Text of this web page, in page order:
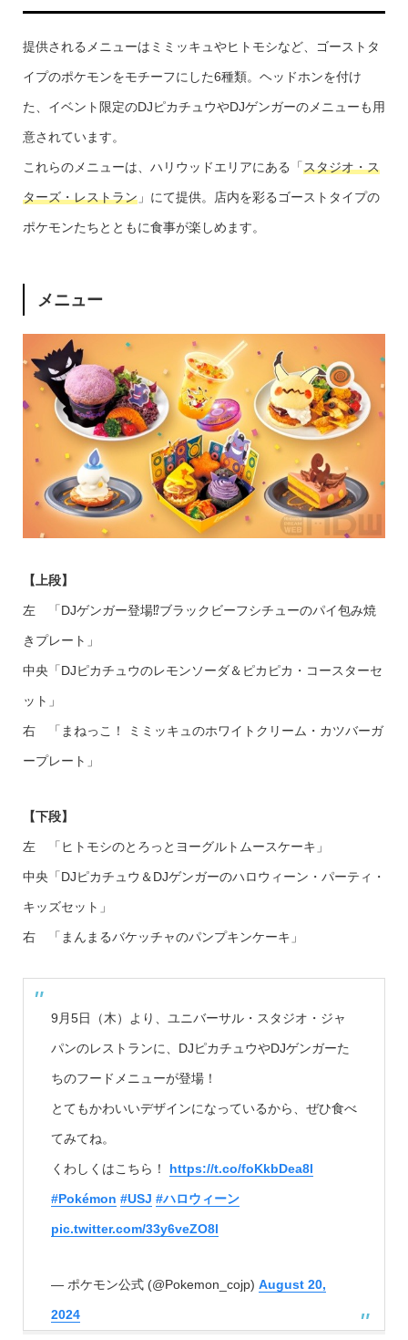
提供されるメニューはミミッキュやヒトモシなど、ゴーストタ
イプのポケモンをモチーフにした6種類。ヘッドホンを付け
た、イベント限定のDJピカチュウやDJゲンガーのメニューも用
意されています。
これらのメニューは、ハリウッドエリアにある「スタジオ・ス
ターズ・レストラン」にて提供。店内を彩るゴーストタイプの
ポケモンたちとともに食事が楽しめます。
メニュー
【上段】
左 「DJゲンガー登場⁉ブラックビーフシチューのパイ包み焼
きプレート​」
中央「DJピカチュウのレモンソーダ​＆ピカピカ・コースターセ
ット」
右 「まねっこ！ ミミッキュのホワイトクリーム・カツバーガ
ープレート​」
【下段】
左 「ヒトモシのとろっとヨーグルトムースケーキ​​」
中央「DJピカチュウ＆DJゲンガーのハロウィーン・パーティ・
キッズセット​」
右 「まんまるバケッチャのパンプキンケーキ​​」
9月5日（木）より、ユニバーサル・スタジオ・ジャ
パンのレストランに、DJピカチュウやDJゲンガーた
ちのフードメニューが登場！
とてもかわいいデザインになっているから、ぜひ食べ
てみてね。
くわしくはこちら！ https://t.co/foKkbDea8l
#Pokémon #USJ #ハロウィーン
pic.twitter.com/33y6veZO8l
— ポケモン公式 (@Pokemon_cojp) August 20,
2024